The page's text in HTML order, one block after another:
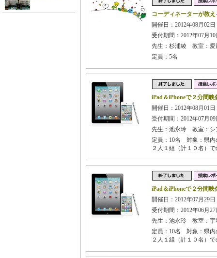
コーディネーターが教
開催日：2012年08月02
受付期間：2012年07月
先生：杉浦綾 教室：愛
定員：5名
iPad＆iPhoneで２分間
開催日：2012年08月01
受付期間：2012年07月
先生：池永玲 教室：
定員：10名 対象：県内
２人１組（計１０名）
iPad＆iPhoneで２分間
開催日：2012年07月29
受付期間：2012年06月
先生：池永玲 教室：宇
定員：10名 対象：県内
２人１組（計１０名）